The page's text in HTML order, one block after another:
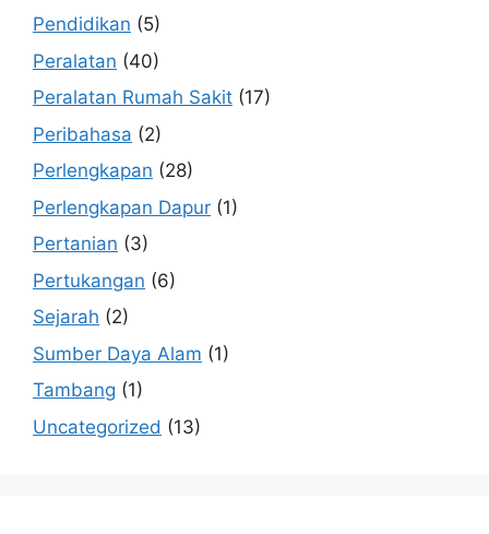
Pendidikan (5)
Peralatan (40)
Peralatan Rumah Sakit (17)
Peribahasa (2)
Perlengkapan (28)
Perlengkapan Dapur (1)
Pertanian (3)
Pertukangan (6)
Sejarah (2)
Sumber Daya Alam (1)
Tambang (1)
Uncategorized (13)